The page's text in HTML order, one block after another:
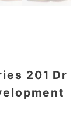
201 Dr